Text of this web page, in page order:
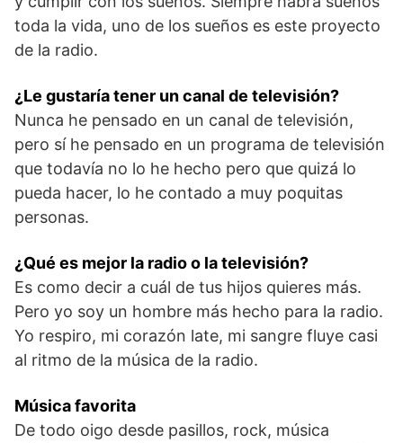
toda la vida, uno de los sueños es este proyecto
de la radio.
¿Le gustaría tener un canal de televisión?
Nunca he pensado en un canal de televisión,
pero sí he pensado en un programa de televisión
que todavía no lo he hecho pero que quizá lo
pueda hacer, lo he contado a muy poquitas
personas.
¿Qué es mejor la radio o la televisión?
Es como decir a cuál de tus hijos quieres más.
Pero yo soy un hombre más hecho para la radio.
Yo respiro, mi corazón late, mi sangre fluye casi
al ritmo de la música de la radio.
Música favorita
De todo oigo desde pasillos, rock, música